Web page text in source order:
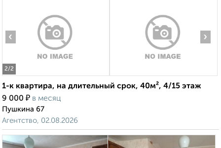
2/2
‹ ›
1-к квартира, на длительный срок, 40м², 4/15 этаж
9 000 ₽ в месяц
Пушкина 67
Агентство, 02.08.2026